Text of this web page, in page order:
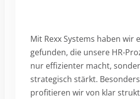
Mit Rexx Systems haben wir
gefunden, die unsere HR-
nur effizienter macht,
strategisch stärkt.
profitieren wir von klar